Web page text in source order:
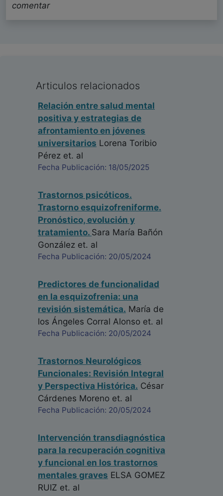
comentar
Articulos relacionados
Relación entre salud mental
positiva y estrategias de
afrontamiento en jóvenes
universitarios Lorena Toribio
Pérez et. al
Fecha Publicación: 18/05/2025
Trastornos psicóticos.
Trastorno esquizofreniforme.
Pronóstico, evolución y
tratamiento. Sara María Bañón
González et. al
Fecha Publicación: 20/05/2024
Predictores de funcionalidad
en la esquizofrenia: una
revisión sistemática. María de
los Ángeles Corral Alonso et. al
Fecha Publicación: 20/05/2024
Trastornos Neurológicos
Funcionales: Revisión Integral
y Perspectiva Histórica. César
Cárdenes Moreno et. al
Fecha Publicación: 20/05/2024
Intervención transdiagnóstica
para la recuperación cognitiva
y funcional en los trastornos
mentales graves ELSA GOMEZ
RUIZ et. al